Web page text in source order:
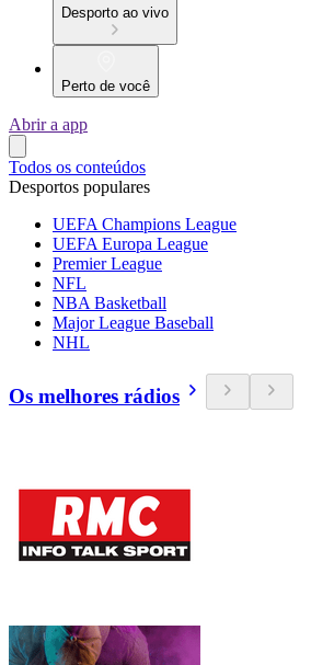
Desporto ao vivo
Perto de você
Abrir a app
Todos os conteúdos
Desportos populares
UEFA Champions League
UEFA Europa League
Premier League
NFL
NBA Basketball
Major League Baseball
NHL
Os melhores rádios